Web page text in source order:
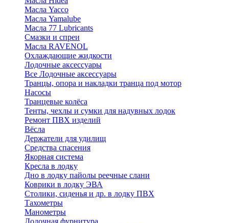
Масла Yacco
Масла Yamalube
Масла 77 Lubricants
Смазки и спреи
Масла RAVENOL
Охлаждающие жидкости
Лодочные аксессуары
Все Лодочные аксессуары
Транцы, опора и накладки транца под мотор
Насосы
Транцевые колёса
Тенты, чехлы и сумки для надувных лодок
Ремонт ПВХ изделий
Вёсла
Держатели для удилищ
Средства спасения
Якорная система
Кресла в лодку
Дно в лодку пайолы реечные слани
Коврики в лодку ЭВА
Столики, сиденья и др. в лодку ПВХ
Тахометры
Манометры
Лодочная фурнитура